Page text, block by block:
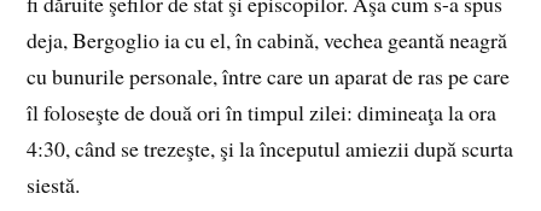
deja, Bergoglio ia cu el, în cabină, vechea geantă neagră
cu bunurile personale, între care un aparat de ras pe care
îl foloseşte de două ori în timpul zilei: dimineaţa la ora
4:30, când se trezeşte, şi la începutul amiezii după scurta
siestă.